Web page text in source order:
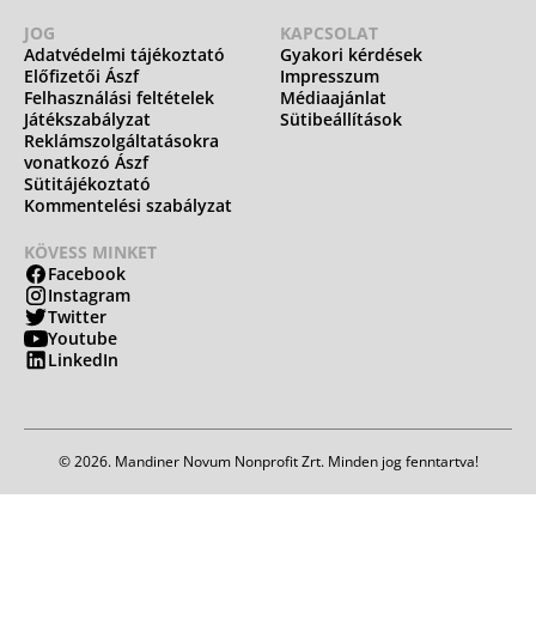
JOG
Adatvédelmi tájékoztató
Előfizetői Ászf
Felhasználási feltételek
Játékszabályzat
Reklámszolgáltatásokra
vonatkozó Ászf
Sütitájékoztató
Kommentelési szabályzat
KAPCSOLAT
Gyakori kérdések
Impresszum
Médiaajánlat
Sütibeállítások
KÖVESS MINKET
Facebook
Instagram
Twitter
Youtube
LinkedIn
© 2026. Mandiner Novum Nonprofit Zrt. Minden jog fenntartva!